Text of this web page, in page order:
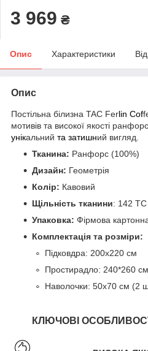
3 969 ₴
Опис Характеристики
Опис
Постільна білизна TAC Ferlin Cof
мотивів та високої якості
унікальний та затишний вигляд.
Тканина: Ранфорс (100%)
Дизайн: Геометрія
Колір: Кавовий
Щільність тканини: 142 TC
Упаковка: Фірмова
Комплектація та розміри:
Підковдра: 200х220 см
Простирадло: 240*260 см
Наволочки: 50х70 см (2
КЛЮЧОВІ